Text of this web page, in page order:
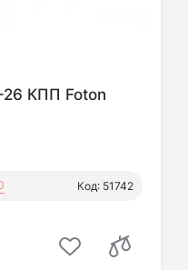
26 КПП Foton
Код: 51742